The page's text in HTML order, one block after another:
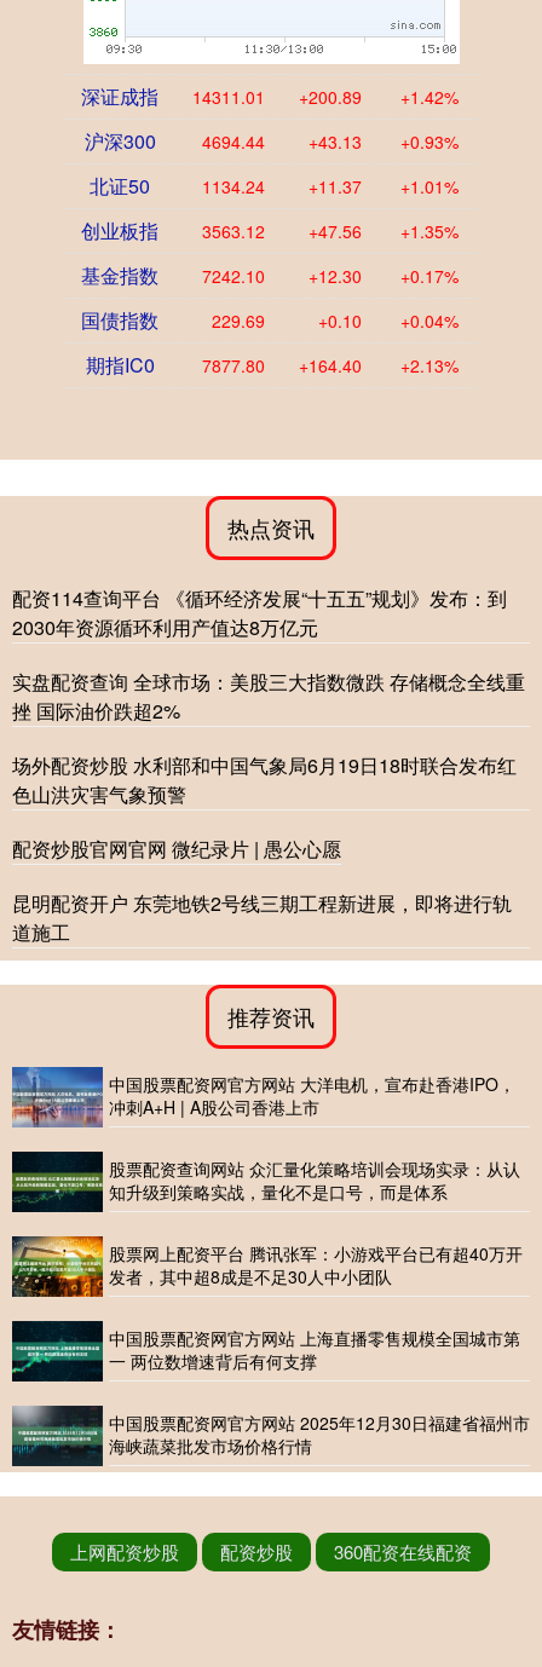
深证成指 14311.01 +200.89 +1.42%
沪深300 4694.44 +43.13 +0.93%
北证50 1134.24 +11.37 +1.01%
创业板指 3563.12 +47.56 +1.35%
基金指数 7242.10 +12.30 +0.17%
国债指数 229.69 +0.10 +0.04%
期指IC0 7877.80 +164.40 +2.13%
热点资讯
配资114查询平台 《循环经济发展“十五五”规划》发布：到
2030年资源循环利用产值达8万亿元
实盘配资查询 全球市场：美股三大指数微跌 存储概念全线重
挫 国际油价跌超2%
场外配资炒股 水利部和中国气象局6月19日18时联合发布红
色山洪灾害气象预警
配资炒股官网官网 微纪录片 | 愚公心愿
昆明配资开户 东莞地铁2号线三期工程新进展，即将进行轨
道施工
推荐资讯
中国股票配资网官方网站 大洋电机，宣布赴香港IPO，
冲刺A+H | A股公司香港上市
股票配资查询网站 众汇量化策略培训会现场实录：从认
知升级到策略实战，量化不是口号，而是体系
股票网上配资平台 腾讯张军：小游戏平台已有超40万开
发者，其中超8成是不足30人中小团队
中国股票配资网官方网站 上海直播零售规模全国城市第
一 两位数增速背后有何支撑
中国股票配资网官方网站 2025年12月30日福建省福州市
海峡蔬菜批发市场价格行情
上网配资炒股 配资炒股 360配资在线配资
友情链接：